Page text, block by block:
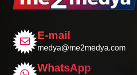
E-mail
medya@me2medya.com
WhatsApp